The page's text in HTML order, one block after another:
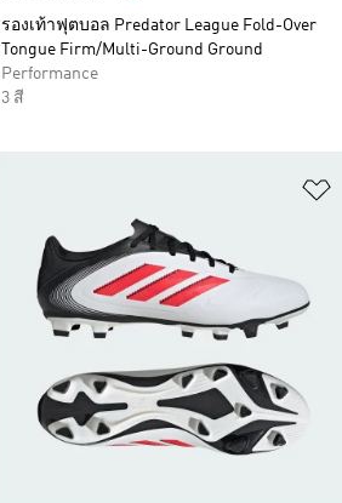
รองเท้าฟุตบอล Predator League Fold-Over
Tongue Firm/Multi-Ground Ground
Performance
3 สี